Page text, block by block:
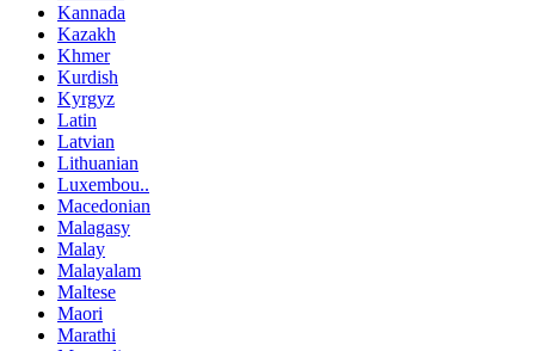
Kannada
Kazakh
Khmer
Kurdish
Kyrgyz
Latin
Latvian
Lithuanian
Luxembou..
Macedonian
Malagasy
Malay
Malayalam
Maltese
Maori
Marathi